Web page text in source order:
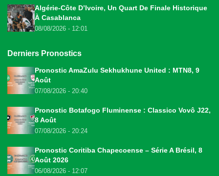
Algérie-Côte D’Ivoire, Un Quart De Finale Historique
À Casablanca
08/08/2026 - 12:01
Derniers Pronostics
Pronostic AmaZulu Sekhukhune United : MTN8, 9
Août
07/08/2026 - 20:40
Pronostic Botafogo Fluminense : Classico Vovô J22,
8 Août
07/08/2026 - 20:24
Pronostic Coritiba Chapecoense – Série A Brésil, 8
Août 2026
06/08/2026 - 12:07